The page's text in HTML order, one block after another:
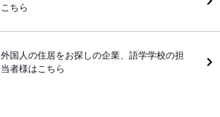
こちら
外国人の住居をお探しの企業、語学学校の担
当者様はこちら